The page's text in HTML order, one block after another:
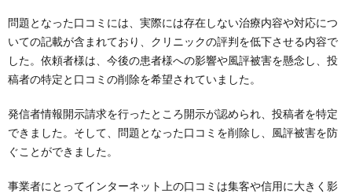
問題となった口コミには、実際には存在しない治療内容や対応につ
いての記載が含まれており、クリニックの評判を低下させる内容で
した。依頼者様は、今後の患者様への影響や風評被害を懸念し、投
稿者の特定と口コミの削除を希望されていました。
発信者情報開示請求を行ったところ開示が認められ、投稿者を特定
できました。そして、問題となった口コミを削除し、風評被害を防
ぐことができました。
事業者にとってインターネット上の口コミは集客や信用に大きく影